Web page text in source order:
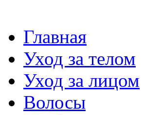
Главная
Уход за телом
Уход за лицом
Волосы